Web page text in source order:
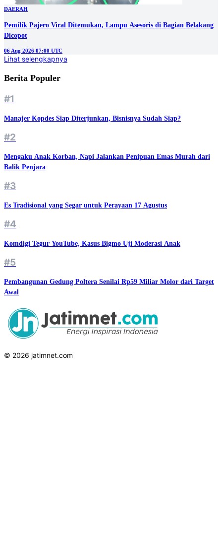
DAERAH
Pemilik Pajero Viral Ditemukan, Lampu Asesoris di Bagian Belakang
Dicopot
06 Aug 2026 07:00 UTC
Lihat selengkapnya
Berita Populer
#1
Manajer Kopdes Siap Diterjunkan, Bisnisnya Sudah Siap?
#2
Mengaku Anak Korban, Napi Jalankan Penipuan Emas Murah dari
Balik Penjara
#3
Es Tradisional yang Segar untuk Perayaan 17 Agustus
#4
Komdigi Tegur YouTube, Kasus Bigmo Uji Moderasi Anak
#5
Pembangunan Gedung Poltera Senilai Rp59 Miliar Molor dari Target
Awal
© 2026 jatimnet.com